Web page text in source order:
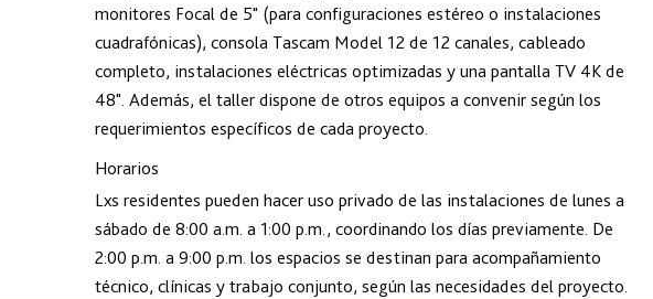
monitores Focal de 5" (para configuraciones estéreo o instalaciones
cuadrafónicas), consola Tascam Model 12 de 12 canales, cableado
completo, instalaciones eléctricas optimizadas y una pantalla TV 4K de
48". Además, el taller dispone de otros equipos a convenir según los
requerimientos específicos de cada proyecto.
Horarios
Lxs residentes pueden hacer uso privado de las instalaciones de lunes a
sábado de 8:00 a.m. a 1:00 p.m., coordinando los días previamente. De
2:00 p.m. a 9:00 p.m. los espacios se destinan para acompañamiento
técnico, clínicas y trabajo conjunto, según las necesidades del proyecto.